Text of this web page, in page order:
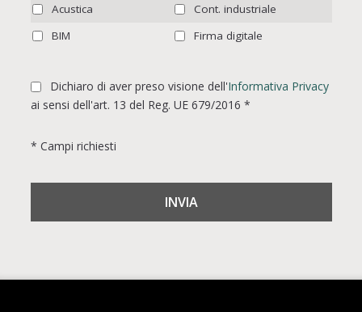
Acustica
Cont. industriale
BIM
Firma digitale
Dichiaro di aver preso visione dell'Informativa Privacy
ai sensi dell'art. 13 del Reg. UE 679/2016 *
* Campi richiesti